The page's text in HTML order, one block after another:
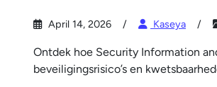
April 14, 2026 Kaseya
Ontdek hoe Security Information
beveiligingsrisico’s en